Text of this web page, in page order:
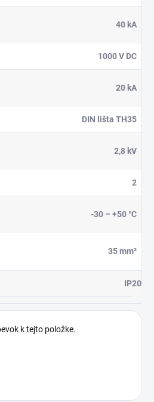
40 kA
1000 V DC
20 kA
DIN lišta TH35
2,8 kV
2
-30 – +50 °C
35 mm²
IP20
k tejto položke.